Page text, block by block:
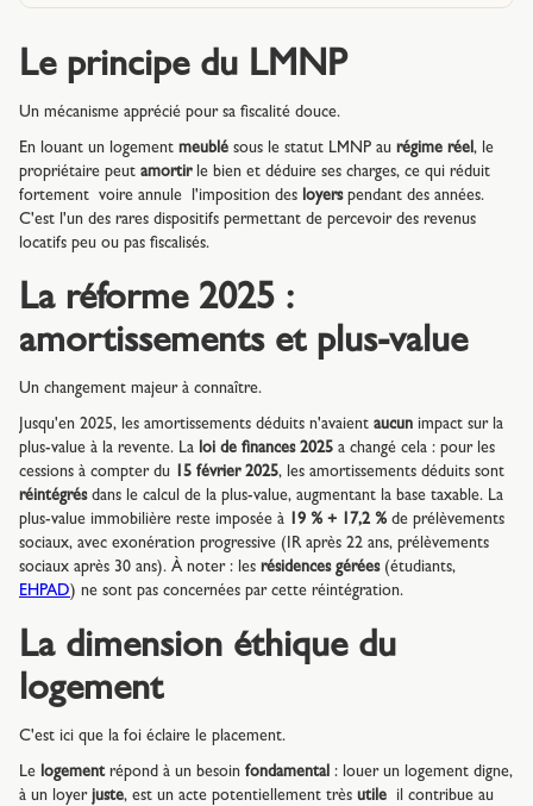
Le principe du LMNP
Un mécanisme apprécié pour sa fiscalité douce.
En louant un logement meublé sous le statut LMNP au régime réel, le
propriétaire peut amortirle bien et déduire ses charges, ce qui réduit
fortement voire annule l'imposition des loyerspendant des années.
C'est l'un des rares dispositifs permettant de percevoir des revenus
locatifs peu ou pas fiscalisés.
La réforme 2025 :
amortissements et plus-value
Un changement majeur à connaître.
Jusqu'en 2025, les amortissements déduits n'avaient aucun impact sur la
plus-value à la revente. La loi de finances 2025 a changé cela : pour les
cessions à compter du 15 février 2025, les amortissements déduits sont
réintégrésdans le calcul de la plus-value, augmentant la base taxable. La
plus-value immobilière reste imposée à 19 % + 17,2 % de prélèvements
sociaux, avec exonération progressive (IR après 22 ans, prélèvements
sociaux après 30 ans). À noter : les résidences gérées(étudiants,
EHPAD) ne sont pas concernées par cette réintégration.
La dimension éthique du
logement
C'est ici que la foi éclaire le placement.
Le logementrépond à un besoin fondamental : louer un logement digne,
à un loyer juste, est un acte potentiellement très utile il contribue au